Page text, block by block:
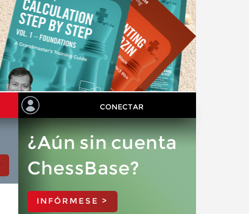
CONECTAR
¿Aún sin cuenta
ChessBase?
INFÓRMESE >